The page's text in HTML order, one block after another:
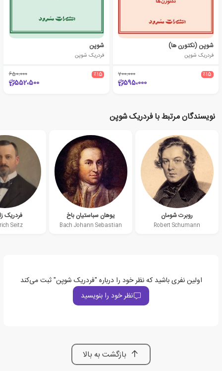
شوپن (نکتورن ها)
فردریک شوپن
٪15 700،000
595،000
شوپن
فردریک شوپن
٪15 650،000
552،500
نویسندگان مرتبط با فردریک شوپن
روبرت شومان
Robert Schumann
یوهان سباستیان باخ
Bach Johann Sebastian
فردریک
Seitz
اولین نفری باشید که نظر خود را درباره "فردریک شوپن" ثبت می‌کند
نظر خود را بنویسید
بازگشت به بالا